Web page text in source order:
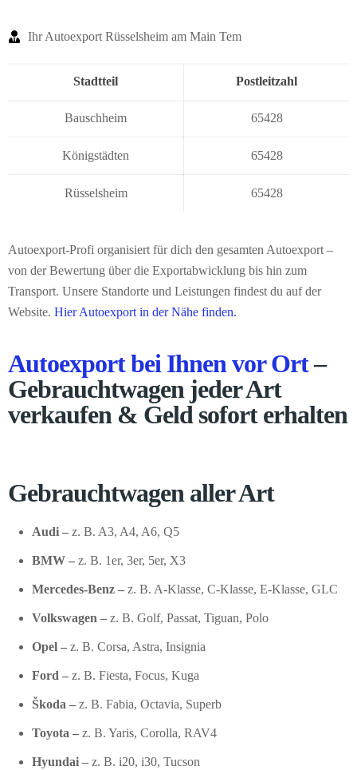
Ihr Autoexport Rüsselsheim am Main Tem
Stadtteil Postleitzahl
Bauschheim 65428
Königstädten 65428
Rüsselsheim 65428
Autoexport-Profi organisiert für dich den gesamten Autoexport –
von der Bewertung über die Exportabwicklung bis hin zum
Transport. Unsere Standorte und Leistungen findest du auf der
Website. Hier Autoexport in der Nähe finden.
Autoexport bei Ihnen vor Ort–
Gebrauchtwagen jeder Art
verkaufen & Geld sofort erhalten
Gebrauchtwagen aller Art
Audi – z. B. A3, A4, A6, Q5
BMW – z. B. 1er, 3er, 5er, X3
Mercedes-Benz – z. B. A-Klasse, C-Klasse, E-Klasse, GLC
Volkswagen – z. B. Golf, Passat, Tiguan, Polo
Opel – z. B. Corsa, Astra, Insignia
Ford – z. B. Fiesta, Focus, Kuga
Škoda – z. B. Fabia, Octavia, Superb
Toyota – z. B. Yaris, Corolla, RAV4
Hyundai – z. B. i20, i30, Tucson